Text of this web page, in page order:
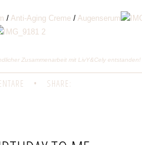
/ Anti-Aging Creme / Augenserum
Zusammenarbeit mit LivY&Cely entstanden!
• SHARE: